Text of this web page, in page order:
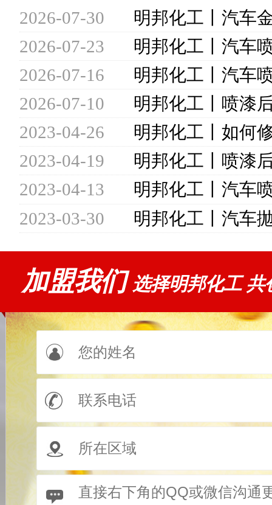
2026-07-30
2026-07-23
2026-07-16
2026-07-10
2023-04-26
2023-04-19
2023-04-13
2023-03-30
加盟我们 选择明邦化工 共